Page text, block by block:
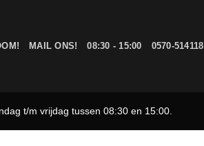
MAIL ONS! 08:30 - 15:00 0570-514118
t/m vrijdag tussen 08:30 en 15:00.